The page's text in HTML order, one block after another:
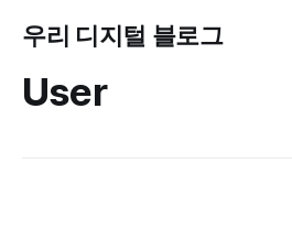
우리 디지털 블로그
User